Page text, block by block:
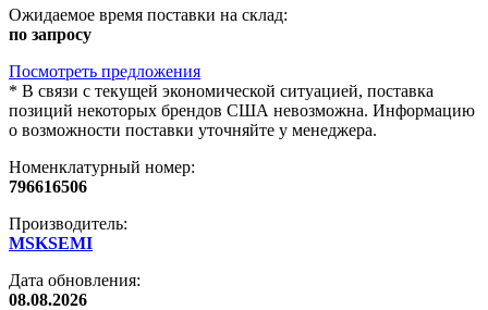
Ожидаемое время поставки на склад:
по запросу
Посмотреть предложения
* В связи с текущей экономической ситуацией, поставка
позиций некоторых брендов США невозможна. Информацию
о возможности поставки уточняйте у менеджера.
Номенклатурный номер:
796616506
Производитель:
MSKSEMI
Дата обновления:
08.08.2026